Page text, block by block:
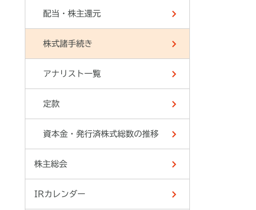
配当・株主還元
株式諸手続き
アナリスト一覧
定款
資本金・発行済株式総数の推移
株主総会
IRカレンダー